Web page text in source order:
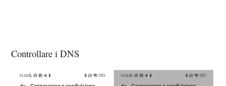
Controllare i DNS